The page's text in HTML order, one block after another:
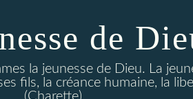
de
la jeunesse de Dieu. La
fils, la créance humaine, la
(Charette)